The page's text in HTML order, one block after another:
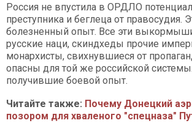
Россия не впустила в ОРДЛО
преступника и беглеца от правосудия.
болезненный опыт. Все эти
русские наци, скиндхеды прочие
монархисты, свихнувшиеся от
опасны для той же российской
получившие боевой опыт.
Читайте также: Почему Донецкий
позором для хваленого "спецназа"